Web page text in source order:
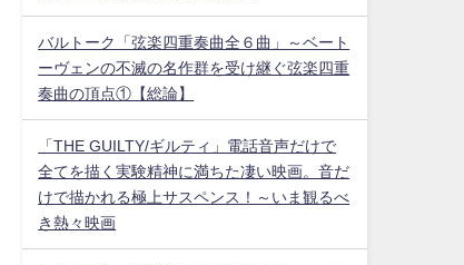
バルトーク「弦楽四重奏曲全６曲」～ベート
ーヴェンの不滅の名作群を受け継ぐ弦楽四重
奏曲の頂点①【総論】
「THE GUILTY/ギルティ」電話音声だけで
全てを描く実験精神に満ちた凄い映画。音だ
けで描かれる極上サスペンス！～いま観るべ
き熱々映画